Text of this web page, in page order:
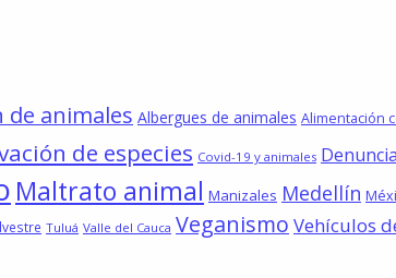
de animales Albergues de animales Alimentación
de especies Covid-19 y animales
Maltrato animal Manizales Medellín
Tuluá Valle del Cauca Veganismo Vehículos